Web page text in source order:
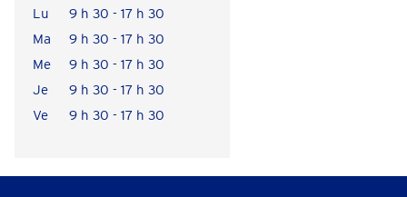
Lu
9 h 30 - 17 h 30
Ma
9 h 30 - 17 h 30
Me
9 h 30 - 17 h 30
Je
9 h 30 - 17 h 30
Ve
9 h 30 - 17 h 30